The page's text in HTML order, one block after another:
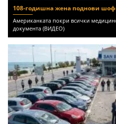
108-годишна жена поднови
Американката покри всички
документа (ВИДЕО)